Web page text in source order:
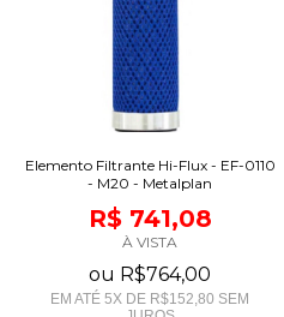
Elemento Filtrante Hi-Flux - EF-0110
- M20 - Metalplan
R$ 741,08
À VISTA
ou R$764,00
EM ATÉ 5X DE R$152,80 SEM